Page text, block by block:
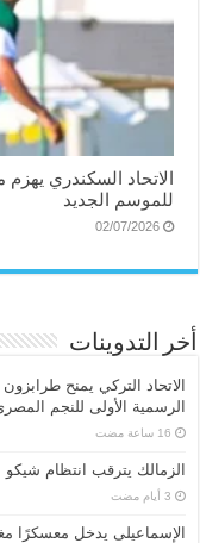
الاتحاد السكندري يهزم
للموسم الجديد
02/07/2026
أخر التدوينات
الاتحاد التركي يمنح
الرسمية الأولى للنجم
الزمالك يترقب انتظام شيكو
الإسماعیلی یدخل معسكرًا